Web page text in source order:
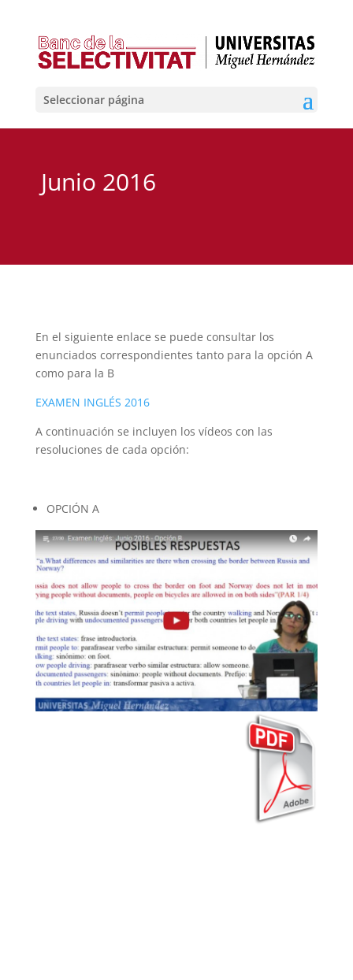
Seleccionar página
Junio 2016
En el siguiente enlace se puede consultar los
enunciados correspondientes tanto para la opción A
como para la B
EXAMEN INGLÉS 2016
A continuación se incluyen los vídeos con las
resoluciones de cada opción:
OPCIÓN A